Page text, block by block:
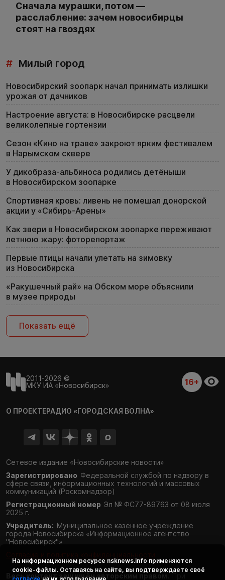
Сначала мурашки, потом —
расслабление: зачем новосибирцы
стоят на гвоздях
# Милый город
Новосибирский зоопарк начал принимать излишки
урожая от дачников
Настроение августа: в Новосибирске расцвели
великолепные гортензии
Сезон «Кино на траве» закроют ярким фестивалем
в Нарымском сквере
У дикобраза-альбиноса родились детёныши
в Новосибирском зоопарке
Спортивная кровь: ливень не помешал донорской
акции у «Сибирь-Арены»
Как звери в Новосибирском зоопарке переживают
летнюю жару: фоторепортаж
Первые птицы начали улетать на зимовку
из Новосибирска
«Ракушечный рай» на Обском море объяснили
в музее природы
Показать ещё
2011-2026 ©
МКУ ИА «Новосибирск»
16+
О ПРОЕКТЕРАДИО «ГОРОДСКАЯ ВОЛНА»
Сетевое издание «Новосибирские новости»
Зарегистрировано Федеральной службой по надзору в
сфере связи, информационных технологий и массовых
коммуникаций (Роскомнадзор)
Регистрационный номер Эл № ФС77-89763 от 08 июля
2025 г.
Учредитель: Муниципальное казённое учреждение
города Новосибирска «Информационное агентство
"Новосибирск"»
Весь контент защищён авторским правом. При
На информационном ресурсе nsknews.info применяются
cookie-файлы. Оставаясь на сайте, вы подтверждаете своё